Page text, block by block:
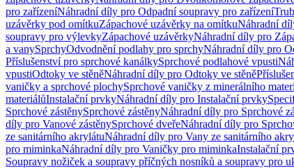
pro zařízeníNáhradní díly pro Odpadní soupravy pro zařízení
uzávěrky pod omítkuZápachové uzávěrky na omítkuNáhradní
soupravy pro výlevkyZápachové uzávěrkyNáhradní díly pro
a vanySprchyOdvodnění podlahy pro sprchyNáhradní díly pro
Příslušenství pro sprchové kanálkySprchové podlahové vpusti
vpustiOdtoky ve stěněNáhradní díly pro Odtoky ve stěně
vaničky a sprchové plochySprchové vaničky z minerálního
materiálůInstalační prvkyNáhradní díly pro Instalační prvky
Sprchové zástěnySprchové zástěnyNáhradní díly pro Sprchové
díly pro Vanové zástěnySprchové dveřeNáhradní díly pro
ze sanitárního akrylátuNáhradní díly pro Vany ze sanitárního
pro miminkaNáhradní díly pro Vaničky pro miminkaInstalační
Soupravy nožiček a soupravy příčných nosníků a soupravy pro